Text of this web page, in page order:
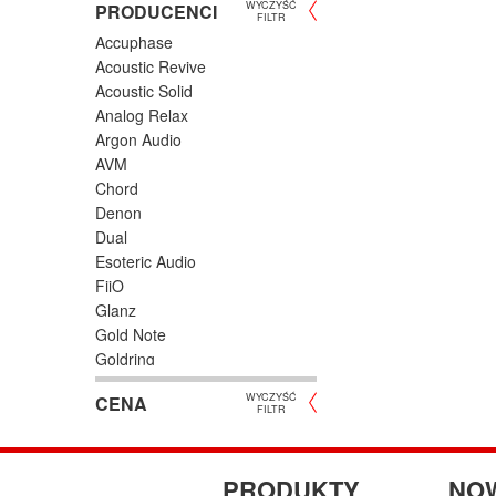
PRODUCENCI
WYCZYŚĆ
FILTR
Accuphase
Acoustic Revive
Acoustic Solid
Analog Relax
Argon Audio
AVM
Chord
Denon
Dual
Esoteric Audio
FiiO
Glanz
Gold Note
Goldring
Grado
Hana
JBL
CENA
WYCZYŚĆ
FILTR